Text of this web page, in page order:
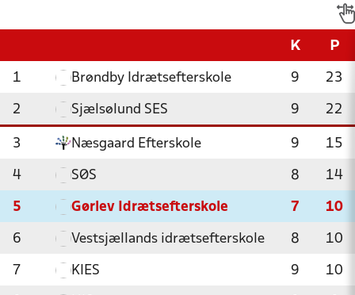
K P
1 Brøndby Idrætsefterskole 9 23
2 Sjælsølund SES 9 22
3 Næsgaard Efterskole 9 15
4 SØS 8 14
5 Gørlev Idrætsefterskole 7 10
6 Vestsjællands idrætsefterskole 8 10
7 KIES 9 10